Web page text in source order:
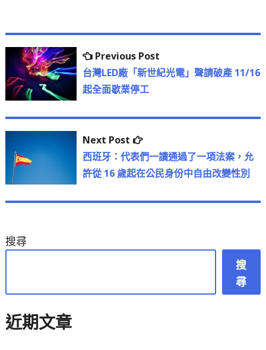
文
章
導
覽
Previous PostPrevious
post:
台灣LED廠「新世紀光電」聲請破產 11/16
起全面歇業停工
Next Post
Next
post:
西班牙：代表們一讀通過了一項法案，允
許從 16 歲起在公民身份中自由改變性別
搜尋
搜
尋
近期文章